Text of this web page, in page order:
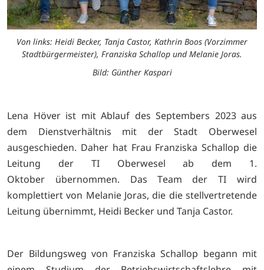
Von links: Heidi Becker, Tanja Castor, Kathrin Boos (Vorzimmer
Stadtbürgermeister), Franziska Schallop und Melanie Joras.
Bild: Günther Kaspari
Lena Höver ist mit Ablauf des Septembers 2023 aus
dem Dienstverhältnis mit der Stadt Oberwesel
ausgeschieden. Daher hat Frau Franziska Schallop die
Leitung der TI Oberwesel ab dem 1.
Oktober übernommen. Das Team der TI wird
komplettiert von Melanie Joras, die die stellvertretende
Leitung übernimmt, Heidi Becker und Tanja Castor.
Der Bildungsweg von Franziska Schallop begann mit